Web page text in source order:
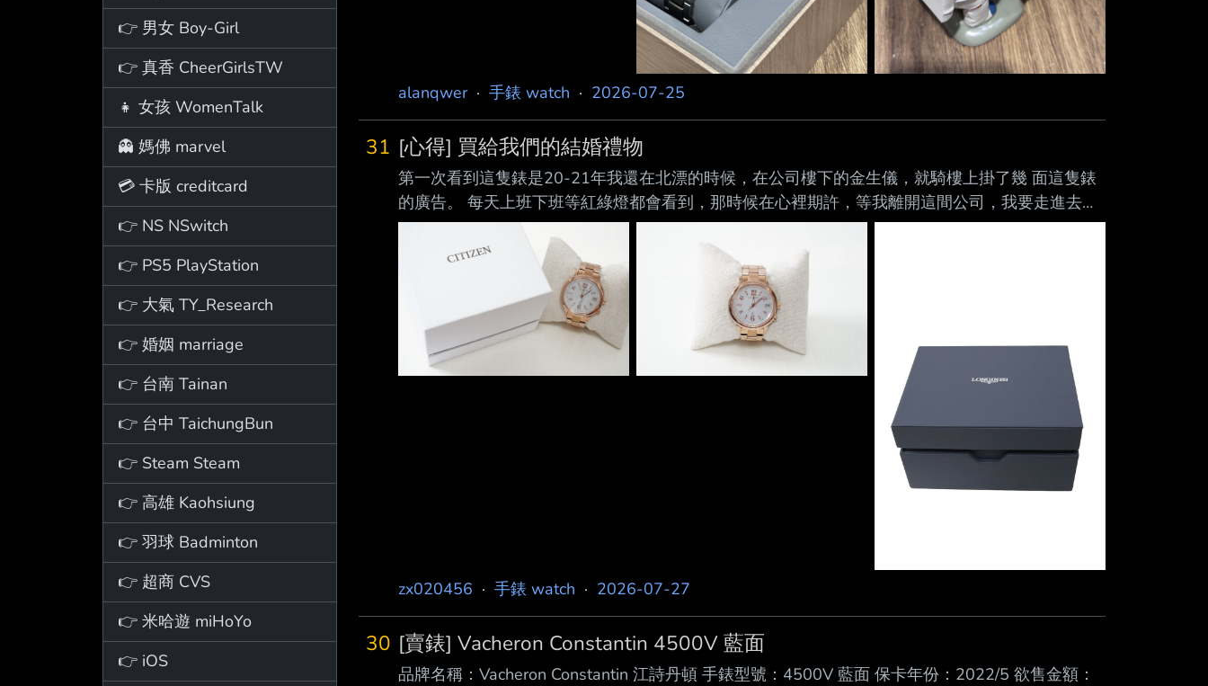
👉 男女 Boy-Girl
👉 真香 CheerGirlsTW
👧 女孩 WomenTalk
👻 媽佛 marvel
💳 卡版 creditcard
👉 NS NSwitch
👉 PS5 PlayStation
👉 大氣 TY_Research
👉 婚姻 marriage
👉 台南 Tainan
👉 台中 TaichungBun
👉 Steam Steam
👉 高雄 Kaohsiung
👉 羽球 Badminton
👉 超商 CVS
👉 米哈遊 miHoYo
👉 iOS
alanqwer· 手錶 watch · 2026-07-25
31 [心得] 買給我們的結婚禮物
第一次看到這隻錶是20-21年我還在北漂的時候，在公司樓下的金生儀，就騎樓上掛了幾 面這隻錶
的廣告。 每天上班下班等紅綠燈都會看到，那時候在心裡期許，等我離開這間公司，我要走進去帶
一隻出來，或是去旁邊相機街，帶一台萊卡回南部。 反正在心裡呢喃而已，沒人會知道，而且我根
本不知道這隻錶多少錢，我也不敢走進去看 起來很高級的店，給人的壓力很大。 後來幾年心裡雖然
有閃過戴機械錶的念頭，但上網查了這隻錶的價錢，還是慶幸我當年離 職後沒有直接走進去。 今年
對自己來說，是值得紀念的一年。 結婚、買房什麼的都在今年陸陸
zx020456 · 手錶 watch · 2026-07-27
30 [賣錶] Vacheron Constantin 4500V 藍面
品牌名稱：Vacheron Constantin 江詩丹頓 手錶型號：4500V 藍面 保卡年份：2022/5 欲售金額：